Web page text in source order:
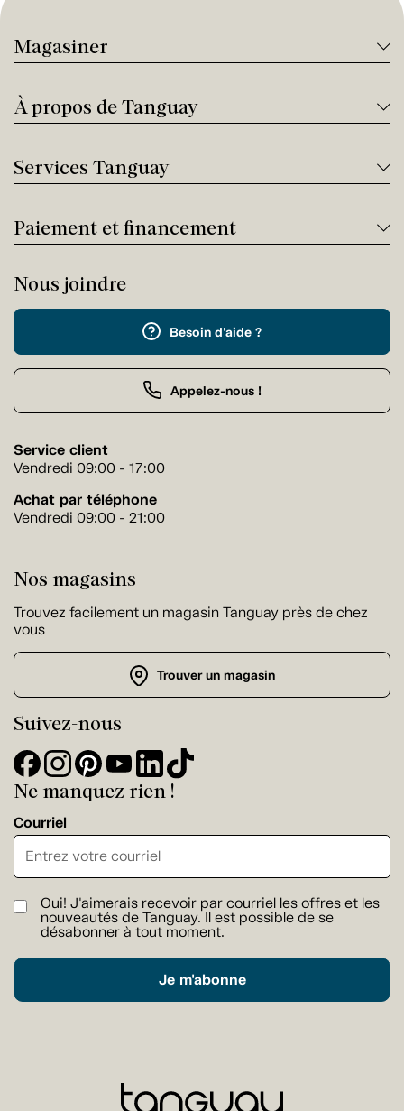
Magasiner
À propos de Tanguay
Services Tanguay
Paiement et financement
Nous joindre
Besoin d'aide ?
Appelez-nous !
Service client
Vendredi 09:00 - 17:00
Achat par téléphone
Vendredi 09:00 - 21:00
Nos magasins
Trouvez facilement un magasin Tanguay près de chez
vous
Trouver un magasin
Suivez-nous
Ne manquez rien !
Courriel
Oui! J'aimerais recevoir par courriel les offres et les
nouveautés de Tanguay. Il est possible de se
désabonner à tout moment.
Je m'abonne